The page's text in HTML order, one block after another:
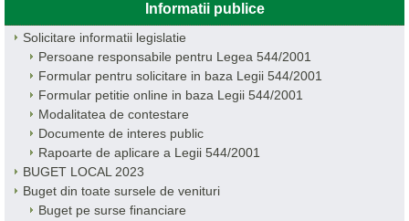
Informatii publice
Solicitare informatii legislatie
Persoane responsabile pentru Legea 544/2001
Formular pentru solicitare in baza Legii 544/2001
Formular petitie online in baza Legii 544/2001
Modalitatea de contestare
Documente de interes public
Rapoarte de aplicare a Legii 544/2001
BUGET LOCAL 2023
Buget din toate sursele de venituri
Buget pe surse financiare